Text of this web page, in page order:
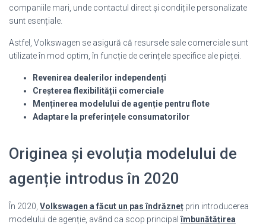
companiile mari, unde contactul direct și condițiile personalizate
sunt esențiale.
Astfel, Volkswagen se asigură că resursele sale comerciale sunt
utilizate în mod optim, în funcție de cerințele specifice ale pieței.
Revenirea dealerilor independenți
Creșterea flexibilității comerciale
Menținerea modelului de agenție pentru flote
Adaptare la preferințele consumatorilor
Originea și evoluția modelului de
agenție introdus în 2020
În 2020, Volkswagen a făcut un pas îndrăzneț prin introducerea
modelului de agenție, având ca scop principalîmbunătățirea